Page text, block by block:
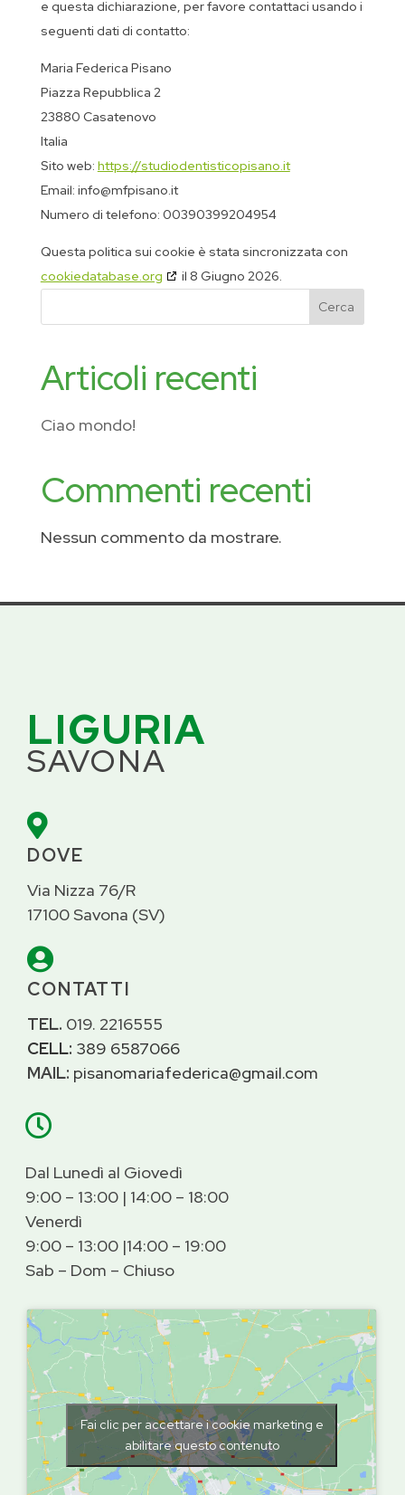
e questa dichiarazione, per favore contattaci usando i
seguenti dati di contatto:
Maria Federica Pisano
Piazza Repubblica 2
23880 Casatenovo
Italia
Sito web: https://studiodentisticopisano.it
Email: info@mfpisano.it
Numero di telefono: 00390399204954
Questa politica sui cookie è stata sincronizzata con
cookiedatabase.org
il 8 Giugno 2026.
Cerca
Articoli recenti
Ciao mondo!
Commenti recenti
Nessun commento da mostrare.
LIGURIA
SAVONA

DOVE
Via Nizza 76/R
17100 Savona (SV)

CONTATTI
TEL. 019. 2216555
CELL: 389 6587066
MAIL: pisanomariafederica@gmail.com

Dal Lunedì al Giovedì
9:00 – 13:00 | 14:00 – 18:00
Venerdì
9:00 – 13:00 |14:00 – 19:00
Sab – Dom – Chiuso
Fai clic per accettare i cookie marketing e
abilitare questo contenuto